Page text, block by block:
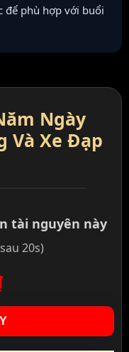
để phù hợp với buổi
Ngày
Và Xe Đạp
tài nguyên này
20s)